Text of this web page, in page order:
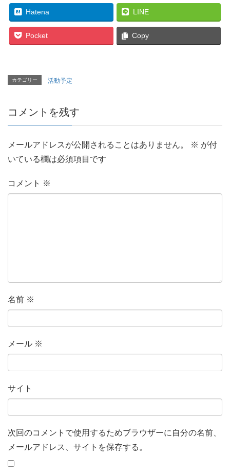
Hatena LINE
Pocket Copy
カテゴリー 活動予定
コメントを残す
メールアドレスが公開されることはありません。 ※ が付
いている欄は必須項目です
コメント ※
名前 ※
メール ※
サイト
次回のコメントで使用するためブラウザーに自分の名前、
メールアドレス、サイトを保存する。